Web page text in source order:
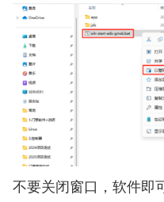
不要关闭窗口，软件即